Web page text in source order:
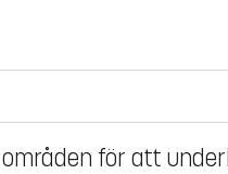
för att